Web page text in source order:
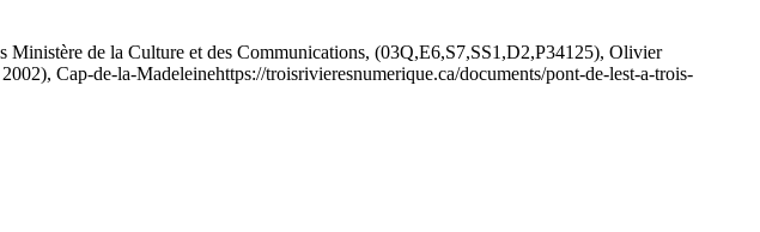
de la Culture et des Communications, (03Q,E6,S7,SS1,D2,P34125), Olivier
Cap-de-la-Madeleinehttps://troisrivieresnumerique.ca/documents/pont-de-lest-a-trois-